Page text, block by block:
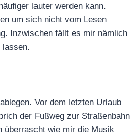
lauter werden kann.
um sich nicht vom Lesen
Inzwischen fällt es mir nämlich
lassen.
Vor dem letzten Urlaub
der Fußweg zur Straßenbahn
überrascht wie mir die Musik